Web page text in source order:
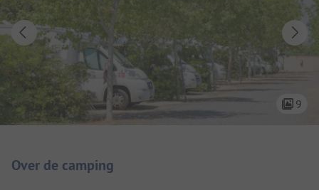
9
Over de camping